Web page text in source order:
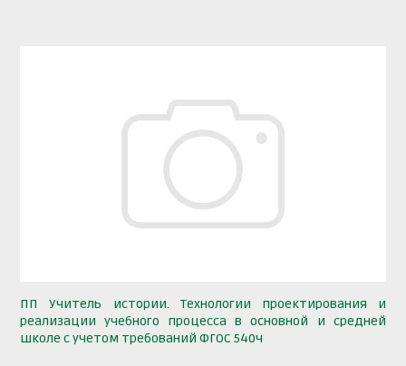
ПП Учитель истории. Технологии проектирования и
реализации учебного процесса в основной и средней
школе с учетом требований ФГОС 540ч